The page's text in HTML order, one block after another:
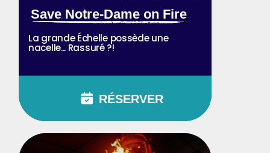
Save Notre-Dame on Fire
La grande Échelle possède une
nacelle... Rassuré ?!
RÉSERVER